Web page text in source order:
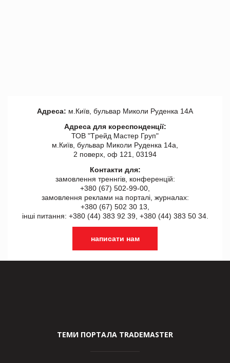
Адреса: м.Київ, бульвар Миколи Руденка 14А
Адреса для кореспонденції:
ТОВ "Tрейд Мастер Груп"
м.Київ, бульвар Миколи Руденка 14а,
2 поверх, оф 121, 03194
Контакти для:
замовлення треннгів, конференцій:
+380 (67) 502-99-00,
замовлення реклами на порталі, журналах:
+380 (67) 502 30 13,
інші питання: +380 (44) 383 92 39, +380 (44) 383 50 34.
написати нам
ТЕМИ ПОРТАЛА TRADEMASTER